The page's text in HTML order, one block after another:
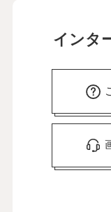
インタ